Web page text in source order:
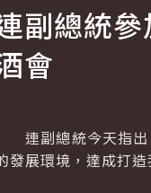
副總統
會
連副總統今天指出
發展環境，達成打